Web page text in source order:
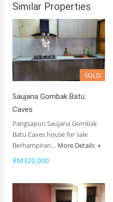
Similar Properties
SOLD
Saujana Gombak Batu
Caves
Pangsapuri Saujana Gombak
Batu Caves house for sale
Berhampiran… More Details
RM320,000